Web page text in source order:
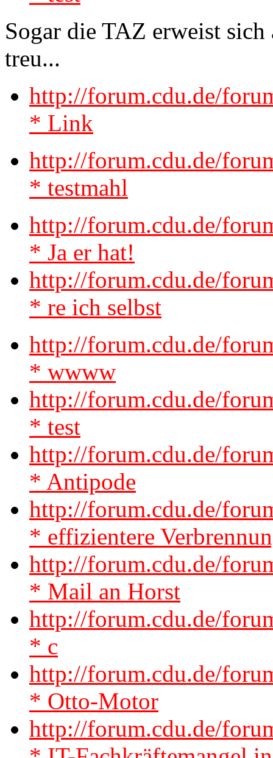
Sogar die TAZ erweist
treu...
http://forum.cdu.de/
* Link
http://forum.cdu.de/
* testmahl
http://forum.cdu.de/
* Ja er hat!
http://forum.cdu.de/
* re ich selbst
http://forum.cdu.de/
* wwww
http://forum.cdu.de/
* test
http://forum.cdu.de/
* Antipode
http://forum.cdu.de/
* effizientere
http://forum.cdu.de/
* Mail an Horst
http://forum.cdu.de/
* c
http://forum.cdu.de/
* Otto-Motor
http://forum.cdu.de/